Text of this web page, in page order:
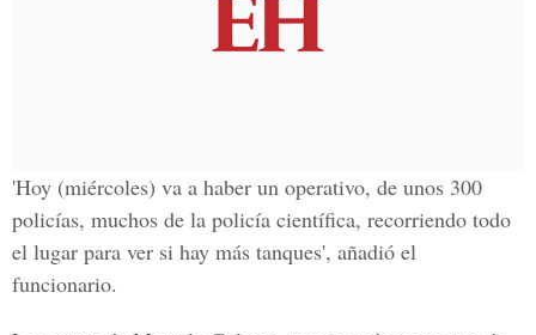
'Hoy (miércoles) va a haber un operativo, de unos 300
policías, muchos de la policía científica, recorriendo todo
el lugar para ver si hay más tanques', añadió el
funcionario.